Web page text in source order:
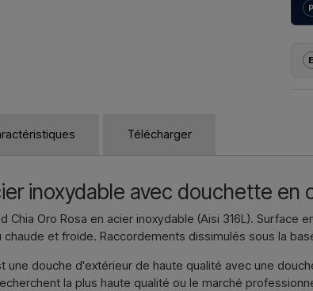
Télécharger
inoxydable avec douchette en
Chia Oro Rosa en acier inoxydable (Aisi 316L).
et froide. Raccordements dissimulés sous la
une douche d'extérieur de haute qualité avec une
la plus haute qualité ou le marché